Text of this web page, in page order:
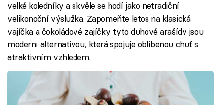
velké koledníky a skvěle se hodí jako netradiční
velikonoční výslužka. Zapomeňte letos na klasická
vajíčka a čokoládové zajíčky, tyto duhové arašídy jsou
moderní alternativou, která spojuje oblíbenou chuť s
atraktivním vzhledem.